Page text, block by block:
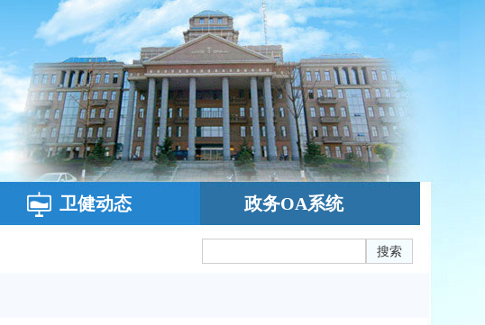
卫健动态 政务OA系统
搜索